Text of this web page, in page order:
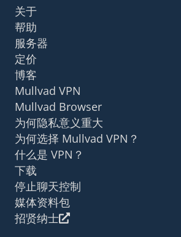
关于
帮助
服务器
定价
博客
Mullvad VPN
Mullvad Browser
为何隐私意义重大
为何选择 Mullvad VPN？
什么是 VPN？
下载
停止聊天控制
媒体资料包
招贤纳士